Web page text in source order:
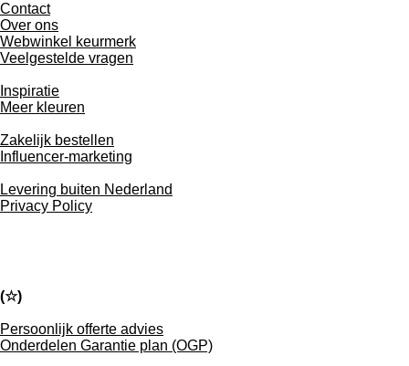
Contact
Over ons
Webwinkel keurmerk
Veelgestelde vragen
Inspiratie
Meer kleuren
Zakelijk bestellen
Influencer-marketing
Levering buiten Nederland
Privacy Policy
(☆)
Persoonlijk offerte advies
Onderdelen Garantie plan (OGP)